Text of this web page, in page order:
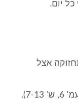
יום.
אצל